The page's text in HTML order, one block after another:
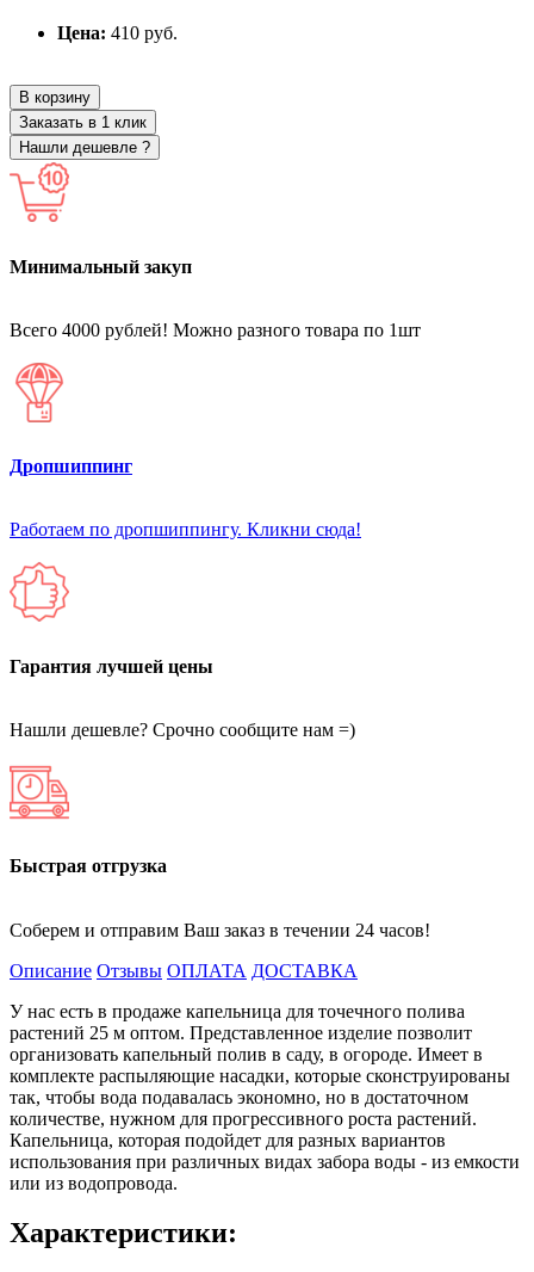
Цена: 410 руб.
В корзину
Заказать в 1 клик
Нашли дешевле ?
Минимальный закуп
Всего 4000 рублей! Можно разного товара по 1шт
Дропшиппинг
Работаем по дропшиппингу. Кликни сюда!
Гарантия лучшей цены
Нашли дешевле? Срочно сообщите нам =)
Быстрая отгрузка
Соберем и отправим Ваш заказ в течении 24 часов!
Описание Отзывы ОПЛАТА ДОСТАВКА
У нас есть в продаже капельница для точечного полива
растений 25 м оптом. Представленное изделие позволит
организовать капельный полив в саду, в огороде. Имеет в
комплекте распыляющие насадки, которые сконструированы
так, чтобы вода подавалась экономно, но в достаточном
количестве, нужном для прогрессивного роста растений.
Капельница, которая подойдет для разных вариантов
использования при различных видах забора воды - из емкости
или из водопровода.
Характеристики: